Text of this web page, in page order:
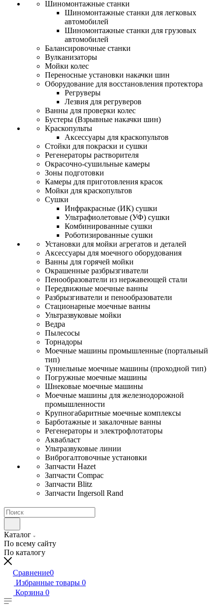
Шиномонтажные станки
Шиномонтажные станки для легковых
автомобилей
Шиномонтажные станки для грузовых
автомобилей
Балансировочные станки
Вулканизаторы
Мойки колес
Переносные установки накачки шин
Оборудование для восстановления протектора
Регруверы
Лезвия для регруверов
Ванны для проверки колес
Бустеры (Взрывные накачки шин)
Краскопульты
Аксессуары для краскопультов
Стойки для покраски и сушки
Регенераторы растворителя
Окрасочно-сушильные камеры
Зоны подготовки
Камеры для приготовления красок
Мойки для краскопультов
Сушки
Инфракрасные (ИК) сушки
Ультрафиолетовые (УФ) сушки
Комбинированные сушки
Роботизированные сушки
Установки для мойки агрегатов и деталей
Аксессуары для моечного оборудования
Ванны для горячей мойки
Окрашенные разбрызгиватели
Пенообразователи из нержавеющей стали
Передвижные моечные ванны
Разбрызгиватели и пенообразователи
Стационарные моечные ванны
Ультразвуковые мойки
Ведра
Пылесосы
Торнадоры
Моечные машины промышленные (портальный
тип)
Туннельные моечные машины (проходной тип)
Погружные моечные машины
Шнековые моечные машины
Моечные машины для железнодорожной
промышленности
Крупногабаритные моечные комплексы
Барботажные и закалочные ванны
Регенераторы и электрофлотаторы
Аквабласт
Ультразвуковые линии
Виброгалтовочные установки
Запчасти Hazet
Запчасти Compac
Запчасти Blitz
Запчасти Ingersoll Rand
Каталог
По всему сайту
По каталогу
Сравнение0
Избранные товары 0
Корзина 0